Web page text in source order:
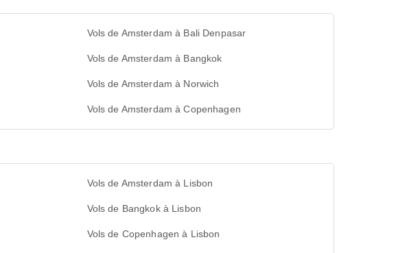
Vols de Amsterdam à Bali Denpasar
Vols de Amsterdam à Bangkok
Vols de Amsterdam à Norwich
Vols de Amsterdam à Copenhagen
Vols de Amsterdam à Lisbon
Vols de Bangkok à Lisbon
Vols de Copenhagen à Lisbon